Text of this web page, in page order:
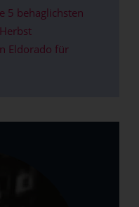
5 behaglichsten
Eldorado für